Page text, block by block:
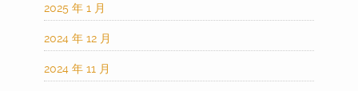
2025 年 1 月
2024 年 12 月
2024 年 11 月